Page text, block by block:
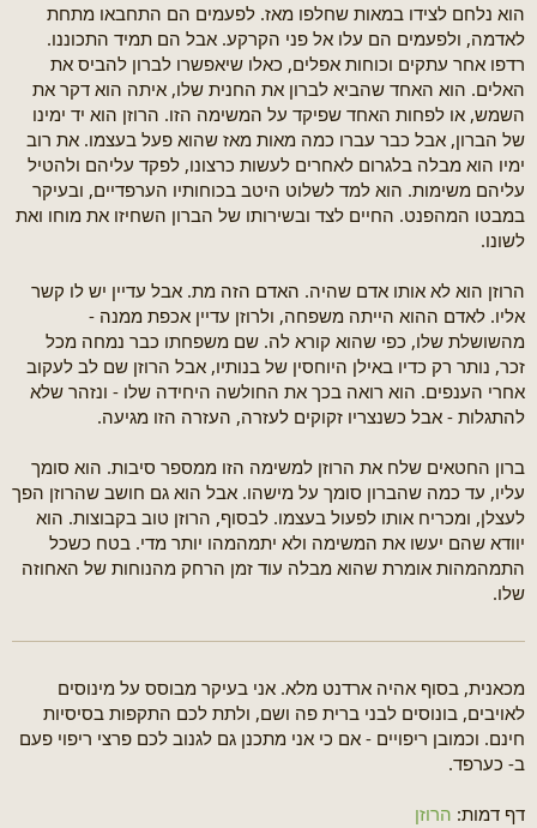
הוא נלחם לצידו במאות שחלפו מאז. לפעמים הם התחבאו מתחת
לאדמה, ולפעמים הם עלו אל פני הקרקע. אבל הם תמיד התכוננו.
רדפו אחר עתקים וכוחות אפלים, כאלו שיאפשרו לברון להביס את
האלים. הוא האחד שהביא לברון את החנית שלו, איתה הוא דקר את
השמש, או לפחות האחד שפיקד על המשימה הזו. הרוזן הוא יד ימינו
של הברון, אבל כבר עברו כמה מאות מאז שהוא פעל בעצמו. את רוב
ימיו הוא מבלה בלגרום לאחרים לעשות כרצונו, לפקד עליהם ולהטיל
עליהם משימות. הוא למד לשלוט היטב בכוחותיו הערפדיים, ובעיקר
במבטו המהפנט. החיים לצד ובשירותו של הברון השחיזו את מוחו ואת
לשונו.
הרוזן הוא לא אותו אדם שהיה. האדם הזה מת. אבל עדיין יש לו קשר
אליו. לאדם ההוא הייתה משפחה, ולרוזן עדיין אכפת ממנה -
מהשושלת שלו, כפי שהוא קורא לה. שם משפחתו כבר נמחה מכל
זכר, נותר רק כדיו באילן היוחסין של בנותיו, אבל הרוזן שם לב לעקוב
אחרי הענפים. הוא רואה בכך את החולשה היחידה שלו - ונזהר שלא
להתגלות - אבל כשנצריו זקוקים לעזרה, העזרה הזו מגיעה.
ברון החטאים שלח את הרוזן למשימה הזו ממספר סיבות. הוא סומך
עליו, עד כמה שהברון סומך על מישהו. אבל הוא גם חושב שהרוזן הפך
לעצלן, ומכריח אותו לפעול בעצמו. לבסוף, הרוזן טוב בקבוצות. הוא
יוודא שהם יעשו את המשימה ולא יתמהמהו יותר מדי. בטח כשכל
התמהמהות אומרת שהוא מבלה עוד זמן הרחק מהנוחות של האחוזה
שלו.
מכאנית, בסוף אהיה ארדנט מלא. אני בעיקר מבוסס על מינוסים
לאויבים, בונוסים לבני ברית פה ושם, ולתת לכם התקפות בסיסיות
חינם. וכמובן ריפויים - אם כי אני מתכנן גם לגנוב לכם פרצי ריפוי פעם
ב- כערפד.
דף דמות: הרוזן